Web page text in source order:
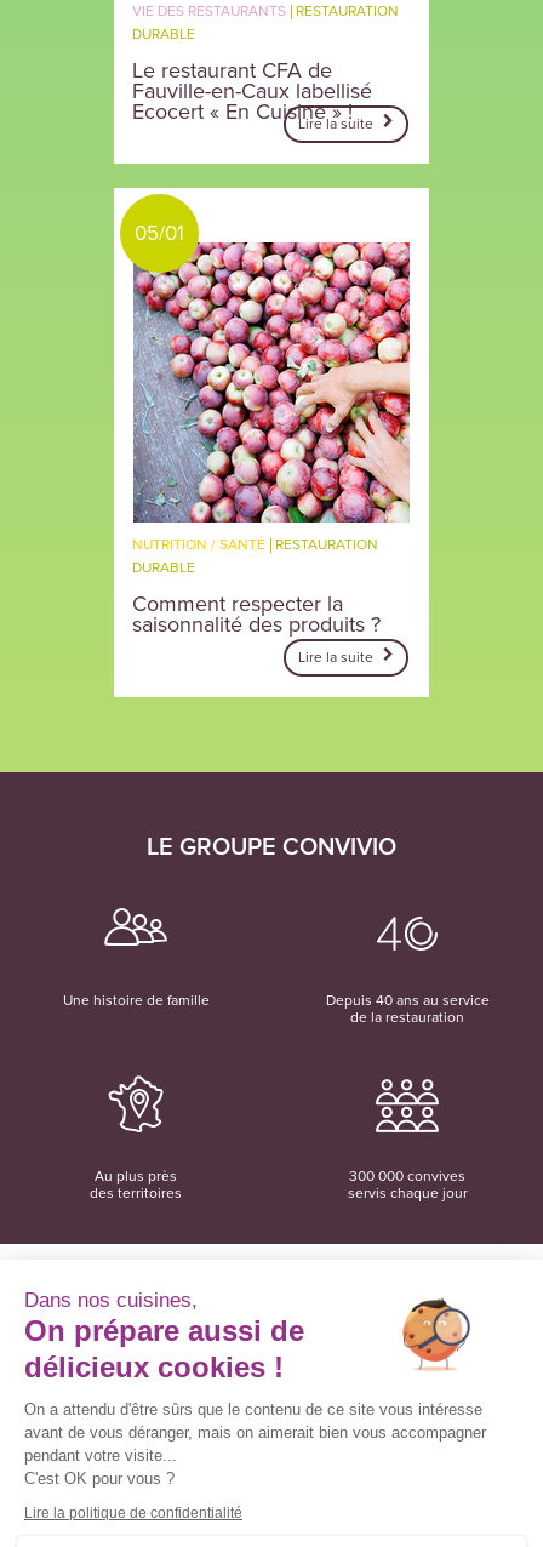
VIE DES RESTAURANTS
RESTAURATION
DURABLE
Le restaurant CFA de
Fauville-en-Caux labellisé
Ecocert « En Cuisine » !
Lire la suite
05/01
NUTRITION / SANTÉ
RESTAURATION
DURABLE
Comment respecter la
saisonnalité des produits ?
Lire la suite
LE GROUPE CONVIVIO
Une histoire de famille
Depuis 40 ans au service
de la restauration
Au plus près
des territoires
300 000 convives
servis chaque jour
Convivio
12 rue du Domaine
Convivio sur les réseaux sociaux
Dans nos cuisines,
On prépare aussi de
délicieux cookies !
On a attendu d'être sûrs que le contenu de ce site vous intéresse
avant de vous déranger, mais on aimerait bien vous accompagner
pendant votre visite...
C'est OK pour vous ?
Lire la politique de confidentialité